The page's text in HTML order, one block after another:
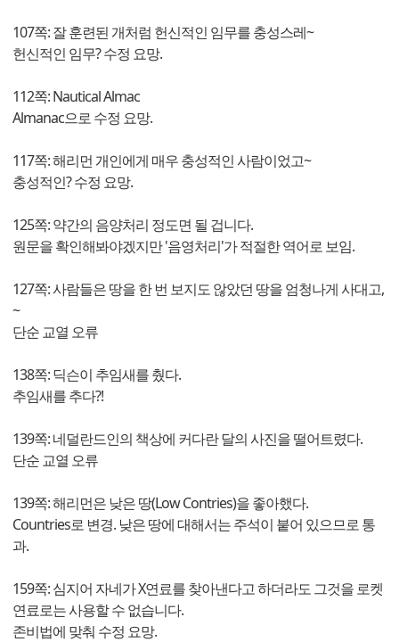
107쪽: 잘 훈련된 개처럼 헌신적인 임무를 충성스레~
헌신적인 임무? 수정 요망.
112쪽: Nautical Almac
Almanac으로 수정 요망.
117쪽: 해리먼 개인에게 매우 충성적인 사람이었고~
충성적인? 수정 요망.
125쪽: 약간의 음양처리 정도면 될 겁니다.
원문을 확인해봐야겠지만 '음영처리'가 적절한 역어로 보임.
127쪽: 사람들은 땅을 한 번 보지도 않았던 땅을 엄청나게 사대고,
~
단순 교열 오류
138쪽: 딕슨이 추임새를 췄다.
추임새를 추다?!
139쪽: 네덜란드인의 책상에 커다란 달의 사진을 떨어트렸다.
단순 교열 오류
139쪽: 해리먼은 낮은 땅(Low Contries)을 좋아했다.
Countries로 변경. 낮은 땅에 대해서는 주석이 붙어 있으므로 통
과.
159쪽: 심지어 자네가 X연료를 찾아낸다고 하더라도 그것을 로켓
연료로는 사용할 수 없습니다.
존비법에 맞춰 수정 요망.